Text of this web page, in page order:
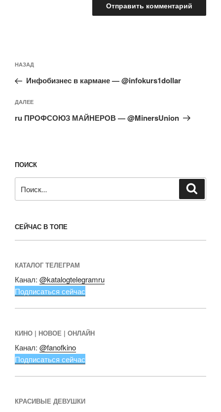
по
записям
Предыдущая
запись:
НАЗАД
Инфобизнес в кармане — @infokurs1dollar
Следующая
запись
ДАЛЕЕ
ru ПРОФСОЮЗ МАЙНЕРОВ — @MinersUnion
ПОИСК
СЕЙЧАС В ТОПЕ
КАТАЛОГ ТЕЛЕГРАМ
Канал: @katalogtelegramru
Подписаться сейчас
КИНО | НОВОЕ | ОНЛАЙН
Канал: @fanofkino
Подписаться сейчас
КРАСИВЫЕ ДЕВУШКИ